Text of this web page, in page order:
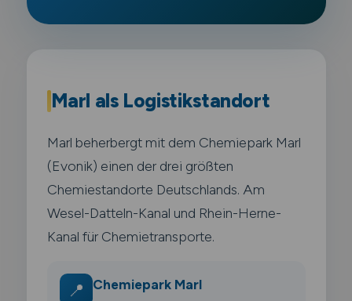
Marl als Logistikstandort
Marl beherbergt mit dem Chemiepark Marl
(Evonik) einen der drei größten
Chemiestandorte Deutschlands. Am
Wesel-Datteln-Kanal und Rhein-Herne-
Kanal für Chemietransporte.
📍 Chemiepark Marl